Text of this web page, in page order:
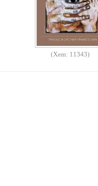
(Xem: 11343)